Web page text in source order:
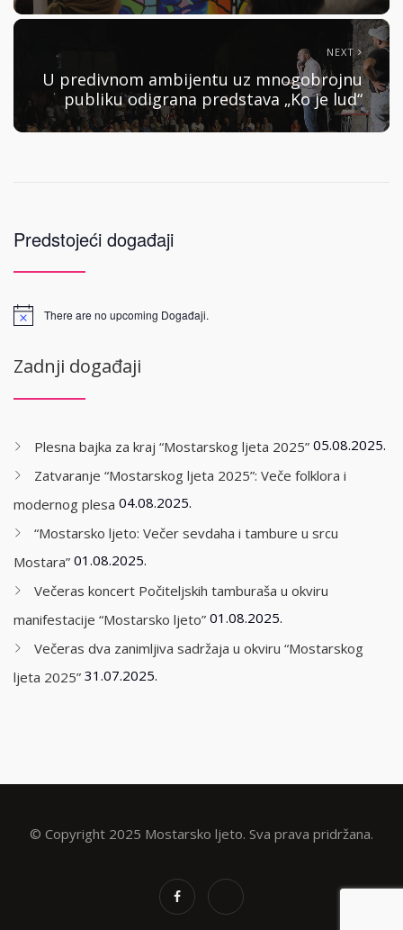
NEXT
U predivnom ambijentu uz mnogobrojnu
publiku odigrana predstava „Ko je lud“
Predstojeći događaji
There are no upcoming Događaji.
Zadnji događaji
Plesna bajka za kraj “Mostarskog ljeta 2025” 05.08.2025.
Zatvaranje “Mostarskog ljeta 2025”: Veče folklora i
modernog plesa 04.08.2025.
“Mostarsko ljeto: Večer sevdaha i tambure u srcu
Mostara” 01.08.2025.
Večeras koncert Počiteljskih tamburaša u okviru
manifestacije “Mostarsko ljeto” 01.08.2025.
Večeras dva zanimljiva sadržaja u okviru “Mostarskog
ljeta 2025” 31.07.2025.
© Copyright 2025 Mostarsko ljeto. Sva prava pridržana.